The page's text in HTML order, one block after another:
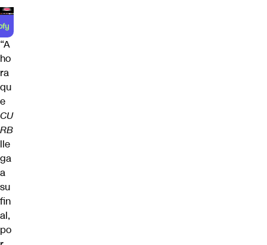
“A
ho
ra
qu
e
CU
RB
lle
ga
a
su
fin
al,
po